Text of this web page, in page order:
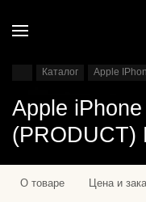
Каталог Apple
Apple
О товаре Цена и